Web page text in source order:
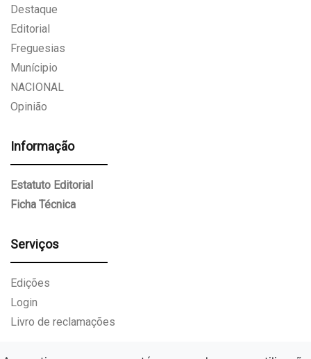
Destaque
Editorial
Freguesias
Munícipio
NACIONAL
Opinião
Informação
Estatuto Editorial
Ficha Técnica
Serviços
Edições
Login
Livro de reclamações